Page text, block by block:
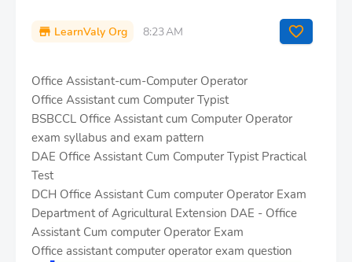
LearnValy Org 8:23 AM
Office Assistant-cum-Computer Operator
Office Assistant cum Computer Typist
BSBCCL Office Assistant cum Computer Operator
exam syllabus and exam pattern
DAE Office Assistant Cum Computer Typist Practical
Test
DCH Office Assistant Cum computer Operator Exam
Department of Agricultural Extension DAE - Office
Assistant Cum computer Operator Exam
Office assistant computer operator exam question